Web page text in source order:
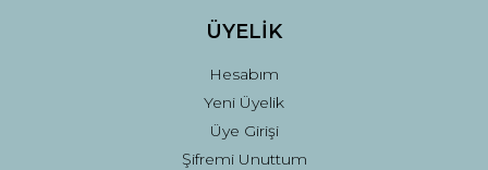
ÜYELİK
Hesabım
Yeni Üyelik
Üye Girişi
Şifremi Unuttum